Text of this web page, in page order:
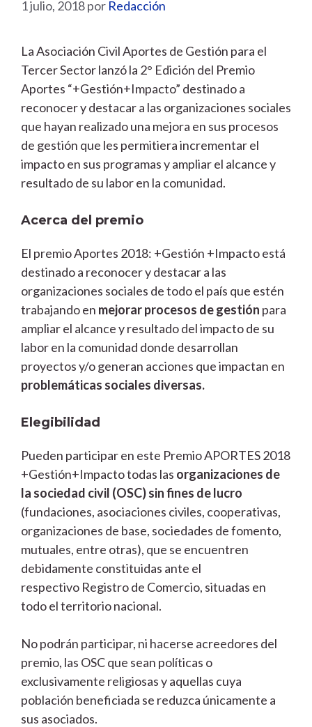
1 julio, 2018por Redacción
La Asociación Civil Aportes de Gestión para el
Tercer Sector lanzó la 2° Edición del Premio
Aportes “+Gestión+Impacto” destinado a
reconocer y destacar a las organizaciones sociales
que hayan realizado una mejora en sus procesos
de gestión que les permitiera incrementar el
impacto en sus programas y ampliar el alcance y
resultado de su labor en la comunidad.
Acerca del premio
El premio Aportes 2018: +Gestión +Impacto está
destinado a reconocer y destacar a las
organizaciones sociales de todo el país que estén
trabajando en mejorar procesos de gestión para
ampliar el alcance y resultado del impacto de su
labor en la comunidad donde desarrollan
proyectos y/o generan acciones que impactan en
problemáticas sociales diversas.
Elegibilidad
Pueden participar en este Premio APORTES 2018
+Gestión+Impacto todas las organizaciones de
la sociedad civil (OSC) sin fines de lucro
(fundaciones, asociaciones civiles, cooperativas,
organizaciones de base, sociedades de fomento,
mutuales, entre otras), que se encuentren
debidamente constituidas ante el
respectivo Registro de Comercio, situadas en
todo el territorio nacional.
No podrán participar, ni hacerse acreedores del
premio, las OSC que sean políticas o
exclusivamente religiosas y aquellas cuya
población beneficiada se reduzca únicamente a
sus asociados.